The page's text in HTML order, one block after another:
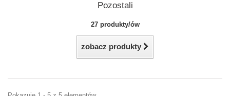
Pozostali
27 produkty/ów
zobacz produkty